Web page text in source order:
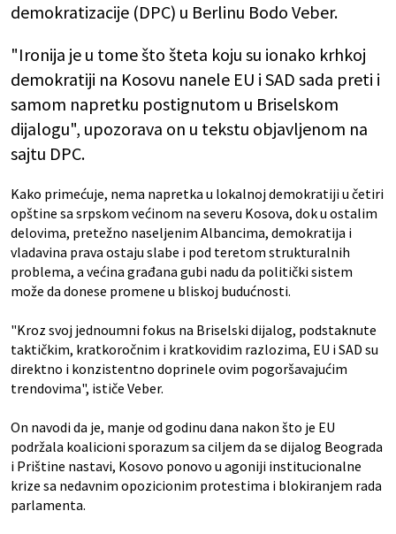
demokratizacije (DPC) u Berlinu Bodo Veber.
"Ironija je u tome što šteta koju su ionako krhkoj
demokratiji na Kosovu nanele EU i SAD sada preti i
samom napretku postignutom u Briselskom
dijalogu", upozorava on u tekstu objavljenom na
sajtu DPC.
Kako primećuje, nema napretka u lokalnoj demokratiji u četiri
opštine sa srpskom većinom na severu Kosova, dok u ostalim
delovima, pretežno naseljenim Albancima, demokratija i
vladavina prava ostaju slabe i pod teretom strukturalnih
problema, a većina građana gubi nadu da politički sistem
može da donese promene u bliskoj budućnosti.
"Kroz svoj jednoumni fokus na Briselski dijalog, podstaknute
taktičkim, kratkoročnim i kratkovidim razlozima, EU i SAD su
direktno i konzistentno doprinele ovim pogoršavajućim
trendovima", ističe Veber.
On navodi da je, manje od godinu dana nakon što je EU
podržala koalicioni sporazum sa ciljem da se dijalog Beograda
i Prištine nastavi, Kosovo ponovo u agoniji institucionalne
krize sa nedavnim opozicionim protestima i blokiranjem rada
parlamenta.